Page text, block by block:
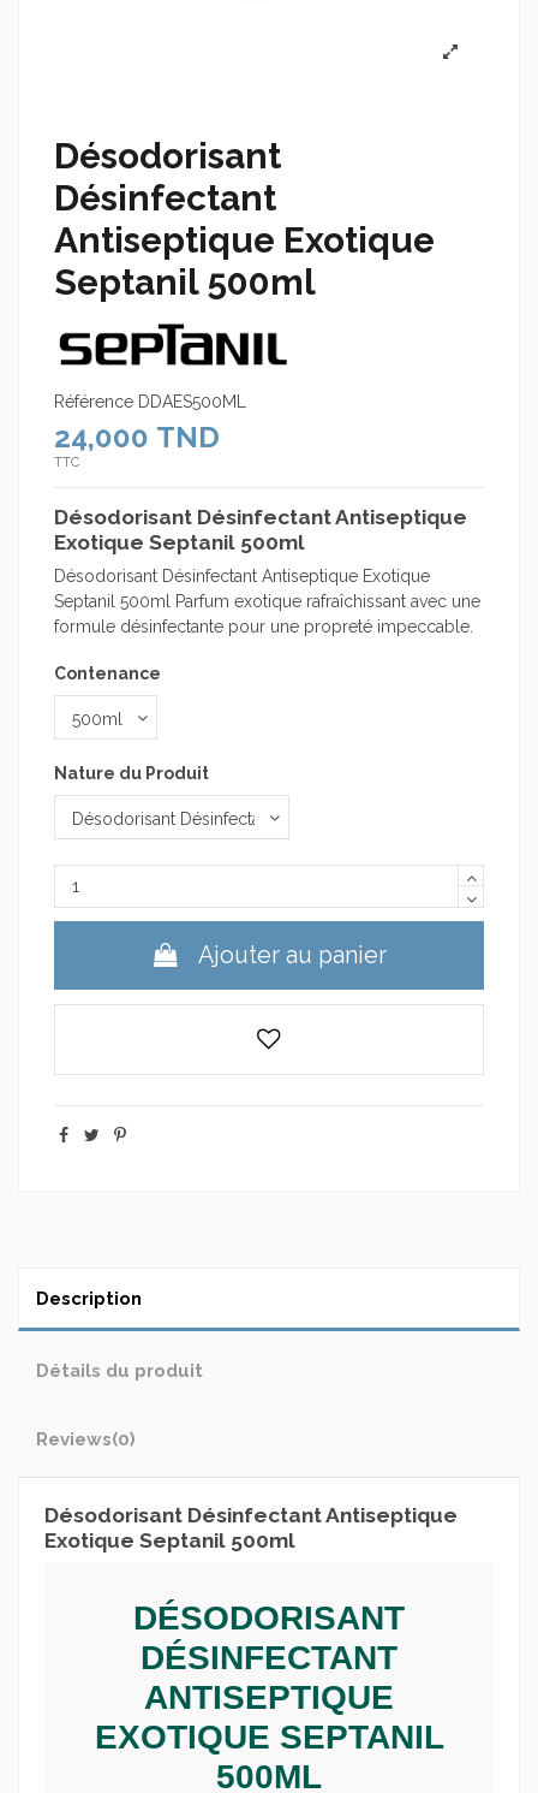
Désodorisant
Désinfectant
Antiseptique Exotique
Septanil 500ml
Référence DDAES500ML
24,000 TND
TTC
Désodorisant Désinfectant Antiseptique
Exotique Septanil 500ml
Désodorisant Désinfectant Antiseptique Exotique
Septanil 500ml Parfum exotique rafraîchissant avec une
formule désinfectante pour une propreté impeccable.
Contenance
Nature du Produit
Ajouter au panier
Description
Détails du produit
Reviews(0)
Désodorisant Désinfectant Antiseptique
Exotique Septanil 500ml
DÉSODORISANT
DÉSINFECTANT
ANTISEPTIQUE
EXOTIQUE SEPTANIL
500ML